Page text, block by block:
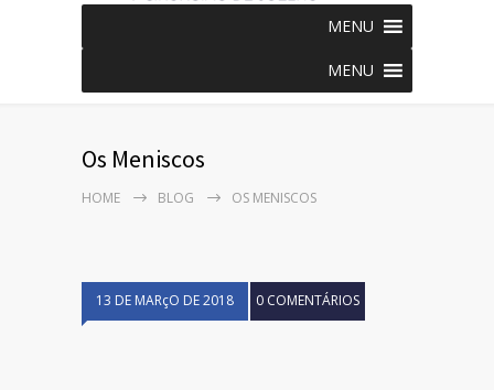
MENU
MENU
Os Meniscos
HOME BLOG OS MENISCOS
13 DE MARçO DE 2018 0 COMENTÁRIOS